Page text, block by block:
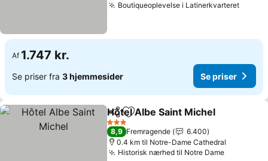
Boutiqueoplevelse i LatinerkvarteretSe
Af 1.747 kr.
Se priser fra 3 hjemmesider Se priser
Del Føj til favoritter
Hôtel Albe Saint Michel
3 Stjerner
8,9 Fremragende
6.400
0.4 km til Notre-Dame Cathedral
Historisk nærhed til Notre DameSe priser